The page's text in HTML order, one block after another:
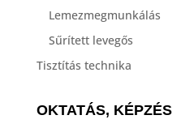
Lemezmegmunkálás
Sűrített levegős
Tisztítás technika
OKTATÁS, KÉPZÉS